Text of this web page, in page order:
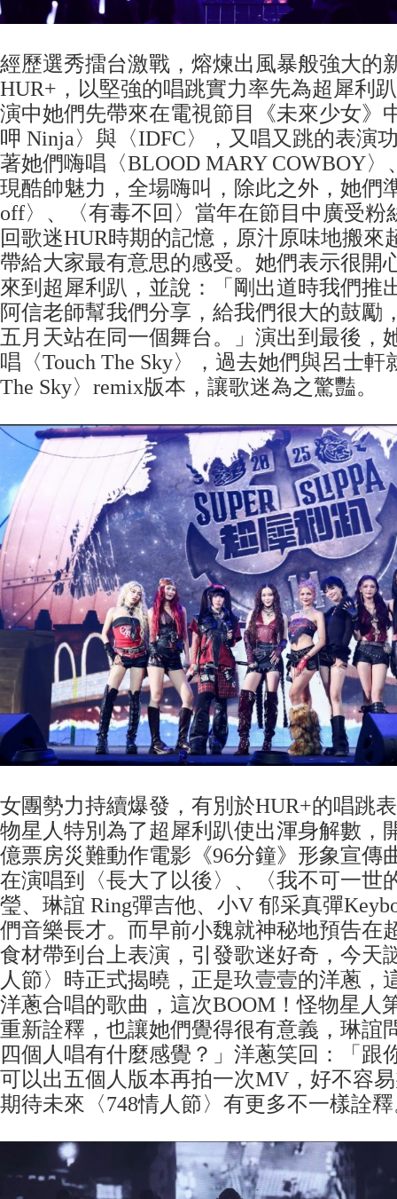
經歷選秀擂台激戰，熔煉出風暴般強大的
HUR+，以堅強的唱跳實力率先為超犀利
演中她們先帶來在電視節目《未來少女》
呷 Ninja〉與〈IDFC〉，又唱又跳的表演
著她們嗨唱〈BLOOD MARY COWBOY〉
現酷帥魅力，全場嗨叫，除此之外，她們
off〉、〈有毒不回〉當年在節目中廣受粉
回歌迷HUR時期的記憶，原汁原味地搬來
帶給大家最有意思的感受。她們表示很開
來到超犀利趴，並說：「剛出道時我們推
阿信老師幫我們分享，給我們很大的鼓勵
五月天站在同一個舞台。」演出到最後，
唱〈Touch The Sky〉，過去她們與呂士軒
The Sky〉remix版本，讓歌迷為之驚豔。
女團勢力持續爆發，有別於HUR+的唱跳
物星人特別為了超犀利趴使出渾身解數，
億票房災難動作電影《96分鐘》形象宣傳
在演唱到〈長大了以後〉、〈我不可一世
瑩、琳誼 Ring彈吉他、小V 郁采真彈
們音樂長才。而早前小魏就神秘地預告在
食材帶到台上表演，引發歌迷好奇，今天
人節〉時正式揭曉，正是玖壹壹的洋蔥，
洋蔥合唱的歌曲，這次BOOM！怪物星人
重新詮釋，也讓她們覺得很有意義，琳誼
四個人唱有什麼感覺？」洋蔥笑回：「跟
可以出五個人版本再拍一次MV，好不容
期待未來〈748情人節〉有更多不一樣詮